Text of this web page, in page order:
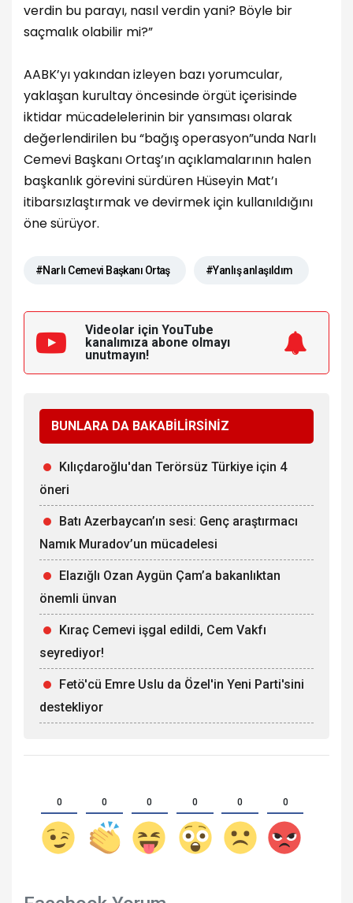
verdin bu parayı, nasıl verdin yani? Böyle bir
saçmalık olabilir mi?”
AABK’yı yakından izleyen bazı yorumcular,
yaklaşan kurultay öncesinde örgüt içerisinde
iktidar mücadelelerinin bir yansıması olarak
değerlendirilen bu “bağış operasyon”unda Narlı
Cemevi Başkanı Ortaş’ın açıklamalarının halen
başkanlık görevini sürdüren Hüseyin Mat’ı
itibarsızlaştırmak ve devirmek için kullanıldığını
öne sürüyor.
#Narlı Cemevi Başkanı Ortaş #Yanlış anlaşıldım
Videolar için YouTube
kanalımıza abone olmayı
unutmayın!
BUNLARA DA BAKABİLİRSİNİZ
Kılıçdaroğlu'dan Terörsüz Türkiye için 4
öneri
Batı Azerbaycan’ın sesi: Genç araştırmacı
Namık Muradov’un mücadelesi
Elazığlı Ozan Aygün Çam’a bakanlıktan
önemli ünvan
Kıraç Cemevi işgal edildi, Cem Vakfı
seyrediyor!
Fetö'cü Emre Uslu da Özel'in Yeni Parti'sini
destekliyor
0 0 0 0 0 0